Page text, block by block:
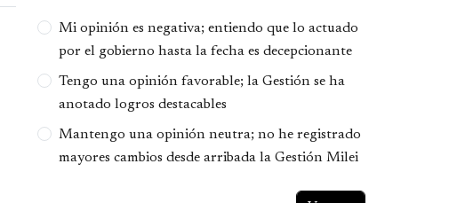
Opciones
Mi opinión es negativa; entiendo que lo actuado
por el gobierno hasta la fecha es decepcionante
Tengo una opinión favorable; la Gestión se ha
anotado logros destacables
Mantengo una opinión neutra; no he registrado
mayores cambios desde arribada la Gestión Milei